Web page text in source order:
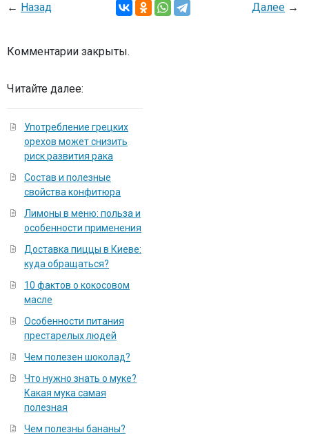
← Назад Далее →
Комментарии закрыты.
Читайте далее:
Употребление грецких
орехов может снизить
риск развития рака
Состав и полезные
свойства конфитюра
Лимоны в меню: польза и
особенности применения
Доставка пиццы в Киеве:
куда обращаться?
10 фактов о кокосовом
масле
Особенности питания
престарелых людей
Чем полезен шоколад?
Что нужно знать о муке?
Какая мука самая
полезная
Чем полезны бананы?